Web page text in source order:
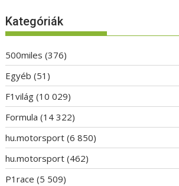
Kategóriák
500miles (376)
Egyéb (51)
F1világ (10 029)
Formula (14 322)
hu.motorsport (6 850)
hu.motorsport (462)
P1race (5 509)